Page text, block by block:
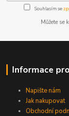
Souhlasím se
Můžete
Informace
Napište nám
Jak nakupovat
Obchodní